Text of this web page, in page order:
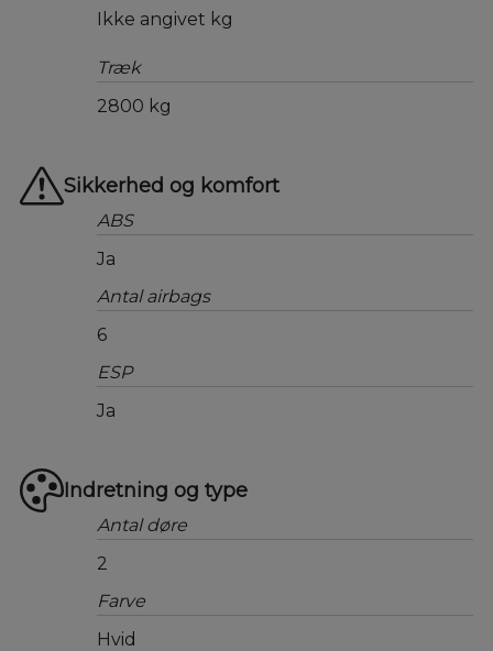
Ikke angivet kg
Træk
2800 kg
Sikkerhed og komfort
ABS
Ja
Antal airbags
6
ESP
Ja
Indretning og type
Antal døre
2
Farve
Hvid